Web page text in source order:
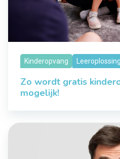
Kinderopvang
Zo wordt gratis
mogelijk!